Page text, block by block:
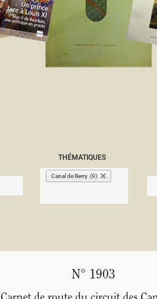
THÉMATIQUES
Canal de Berry (9)
N° 1903